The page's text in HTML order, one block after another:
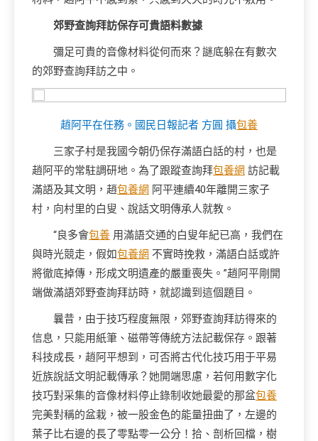
郊野查詢拜訪保存可貴語料數據
彌足可貴的音像材料從何而來？謎底躲在有數次
的郊野查詢拜訪之中。
趙阿平在任務。國民日報記者 方圓 攝包養
三家子村是我國今朝仍保存滿語白話的村，也是
趙阿平的常駐調研地。為了跟蹤查詢拜包養網 訪記載
滿語及其文明，趙包養網 阿平連續40年離開三家子
村，向村里的白叟、說話文明傳承人就教。
“良多會包養 用滿語交通的白叟年紀已高，我們在
與時光競走，假如包養網 不實時挽救，滿語白話或許
將徹底掉傳，形成文明遺產的嚴重喪失。”趙阿平剛開
端做滿語郊野查詢拜訪時，就認識到這個題目。
曩昔，由于技巧程度無限，郊野查詢拜訪得來的
信息，只能用紙筆、磁帶等傳統方法記載保存。跟著
科技成長，趙阿平想到，可否將古代化技巧用于平易
近族說話文明記載傳承？她開端思慮，若何用數字化
技巧對采集的音像材料停止錄制收她最愛的那盆包養
完美對稱的盆栽，被一股金色的能量扭曲了，左邊的
葉子比右邊的長了零點零一公分！拾、剖析回檔，樹